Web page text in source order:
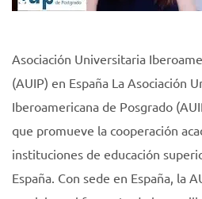
Asociación Universitaria
(AUIP) en España La Asociación
Iberoamericana de Posgrado
que promueve la cooperación
instituciones de educación
España. Con sede en España, la